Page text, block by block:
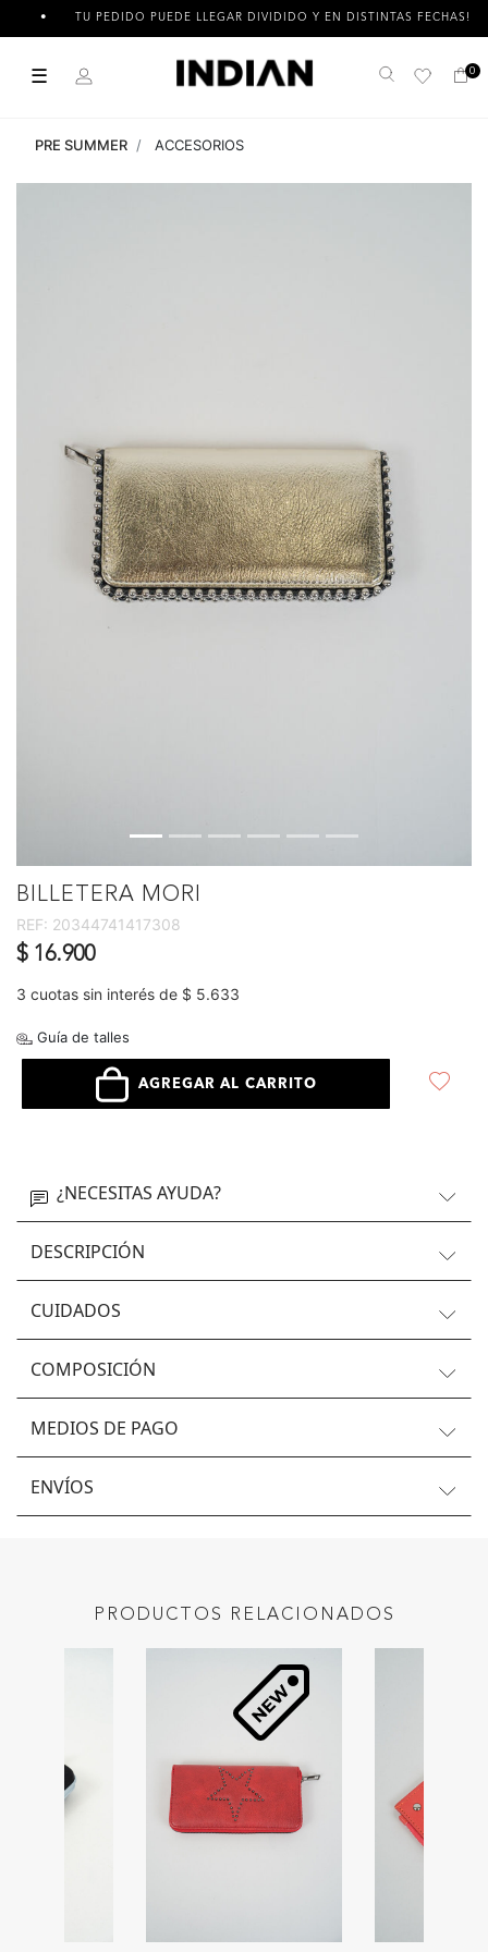
TU PEDIDO PUEDE LLEGAR DIVIDIDO Y EN DISTINTAS FECHAS!
☰ Buscar 0
PRE SUMMER ACCESORIOS
BILLETERA MORI
REF: 20344741417308
$ 16.900
3 cuotas sin interés de $ 5.633
Guía de talles
AGREGAR AL CARRITO
¿NECESITAS AYUDA?
DESCRIPCIÓN
CUIDADOS
COMPOSICIÓN
MEDIOS DE PAGO
ENVÍOS
PRODUCTOS RELACIONADOS